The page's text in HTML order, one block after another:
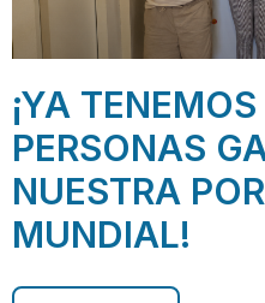
¡YA
PERSONAS
NUESTRA
MUNDIAL!